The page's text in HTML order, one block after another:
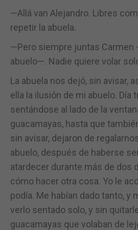
—Allá van Alejandro. Libres
repetir la abuela.
—Pero siempre juntas Carmen
abuelo—. Nadie quiere volar
La abuela nos dejó, sin avisar,
ella la ilusión de mi abuelo. Día
sentándose al lado de la
guacamayas, hasta que
sin avisar, dejaron de
abuelo, después de haberse
atardecer durante más de dos
cómo hacer otra cosa. Yo le
podía. Me habían dado tanto, y
verlo sentado solo, y sin
guacamayas que volaban de